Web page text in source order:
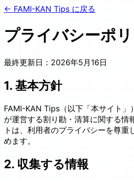
← FAMI-KAN Tips に戻る
プライバシーポ
最終更新日：2026年5月16日
1. 基本方針
FAMI-KAN Tips（以下「本サイト
が運営する割り勘・清算に関する情
トは、利用者のプライバシーを尊重
めます。
2. 収集する情報